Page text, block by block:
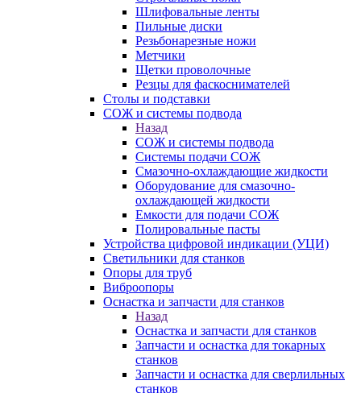
Шлифовальные ленты
Пильные диски
Резьбонарезные ножи
Метчики
Щетки проволочные
Резцы для фаскоснимателей
Столы и подставки
СОЖ и системы подвода
Назад
СОЖ и системы подвода
Системы подачи СОЖ
Смазочно-охлаждающие жидкости
Оборудование для смазочно-
охлаждающей жидкости
Емкости для подачи СОЖ
Полировальные пасты
Устройства цифровой индикации (УЦИ)
Светильники для станков
Опоры для труб
Виброопоры
Оснастка и запчасти для станков
Назад
Оснастка и запчасти для станков
Запчасти и оснастка для токарных
станков
Запчасти и оснастка для сверлильных
станков